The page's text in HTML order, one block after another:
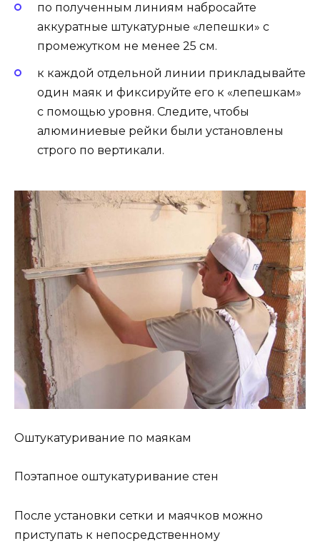
по полученным линиям набросайте
аккуратные штукатурные «лепешки» с
промежутком не менее 25 см.
к каждой отдельной линии прикладывайте
один маяк и фиксируйте его к «лепешкам»
с помощью уровня. Следите, чтобы
алюминиевые рейки были установлены
строго по вертикали.
Оштукатуривание по маякам
Поэтапное оштукатуривание стен
После установки сетки и маячков можно
приступать к непосредственному